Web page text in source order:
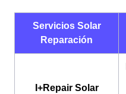
Servicios Solar
Reparación
I+Repair Solar